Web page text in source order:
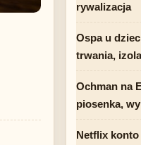
rywalizacja
Ospa u
trwania,
Ochman na
piosenka,
Netflix konto